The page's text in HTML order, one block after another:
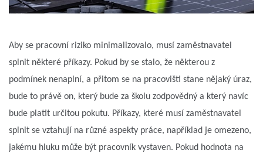
Aby se pracovní riziko minimalizovalo, musí zaměstnavatel
splnit některé příkazy. Pokud by se stalo, že některou z
podmínek nenaplní, a přitom se na pracovišti stane nějaký úraz,
bude to právě on, který bude za školu zodpovědný a který navíc
bude platit určitou pokutu. Příkazy, které musí zaměstnavatel
splnit se vztahují na různé aspekty práce, například je omezeno,
jakému hluku může být pracovník vystaven. Pokud hodnota na